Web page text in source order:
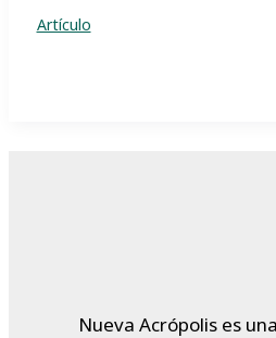
Artículo
Nueva Acrópolis es